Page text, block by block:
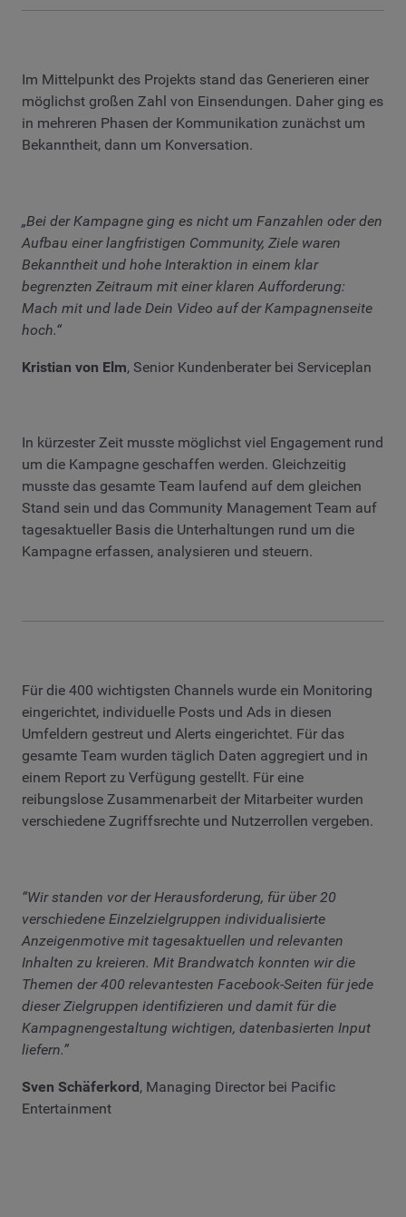
Im Mittelpunkt des Projekts stand das Generieren einer
möglichst großen Zahl von Einsendungen. Daher ging es
in mehreren Phasen der Kommunikation zunächst um
Bekanntheit, dann um Konversation.
„Bei der Kampagne ging es nicht um Fanzahlen oder den
Aufbau einer langfristigen Community, Ziele waren
Bekanntheit und hohe Interaktion in einem klar
begrenzten Zeitraum mit einer klaren Aufforderung:
Mach mit und lade Dein Video auf der Kampagnenseite
hoch.“
Kristian von Elm, Senior Kundenberater bei Serviceplan
In kürzester Zeit musste möglichst viel Engagement rund
um die Kampagne geschaffen werden. Gleichzeitig
musste das gesamte Team laufend auf dem gleichen
Stand sein und das Community Management Team auf
tagesaktueller Basis die Unterhaltungen rund um die
Kampagne erfassen, analysieren und steuern.
Für die 400 wichtigsten Channels wurde ein Monitoring
eingerichtet, individuelle Posts und Ads in diesen
Umfeldern gestreut und Alerts eingerichtet. Für das
gesamte Team wurden täglich Daten aggregiert und in
einem Report zu Verfügung gestellt. Für eine
reibungslose Zusammenarbeit der Mitarbeiter wurden
verschiedene Zugriffsrechte und Nutzerrollen vergeben.
“Wir standen vor der Herausforderung, für über 20
verschiedene Einzelzielgruppen individualisierte
Anzeigenmotive mit tagesaktuellen und relevanten
Inhalten zu kreieren. Mit Brandwatch konnten wir die
Themen der 400 relevantesten Facebook-Seiten für jede
dieser Zielgruppen identifizieren und damit für die
Kampagnengestaltung wichtigen, datenbasierten Input
liefern.”
Sven Schäferkord , Managing Director bei Pacific
Entertainment